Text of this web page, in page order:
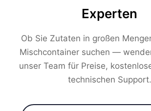
Experten
Ob Sie Zutaten in großen
Mischcontainer suchen —
unser Team für Preise,
technischen Support.